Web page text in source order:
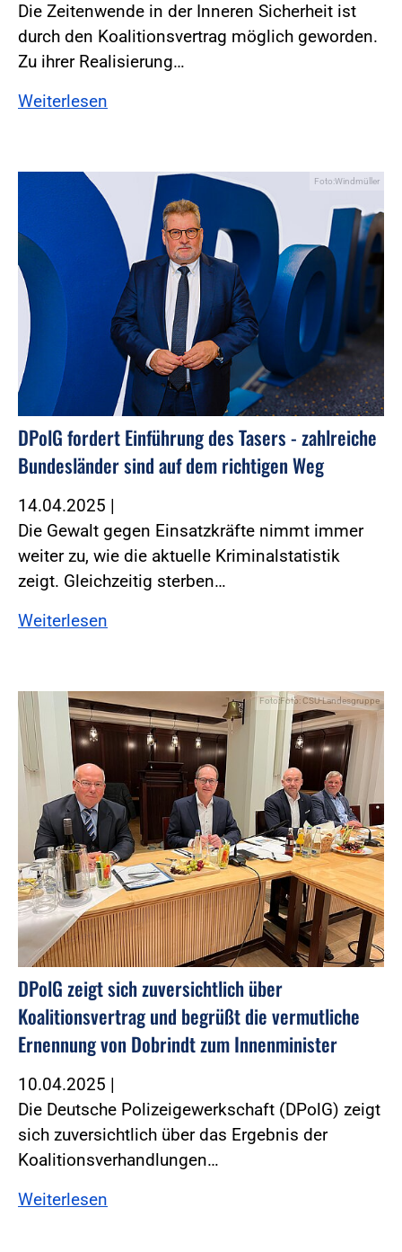
Die Zeitenwende in der Inneren Sicherheit ist
durch den Koalitionsvertrag möglich geworden.
Zu ihrer Realisierung…
Weiterlesen
Foto:Windmüller
DPolG fordert Einführung des Tasers - zahlreiche
Bundesländer sind auf dem richtigen Weg
14.04.2025 |
Die Gewalt gegen Einsatzkräfte nimmt immer
weiter zu, wie die aktuelle Kriminalstatistik
zeigt. Gleichzeitig sterben…
Weiterlesen
Foto:Foto: CSU-Landesgruppe
DPolG zeigt sich zuversichtlich über
Koalitionsvertrag und begrüßt die vermutliche
Ernennung von Dobrindt zum Innenminister
10.04.2025 |
Die Deutsche Polizeigewerkschaft (DPolG) zeigt
sich zuversichtlich über das Ergebnis der
Koalitionsverhandlungen…
Weiterlesen